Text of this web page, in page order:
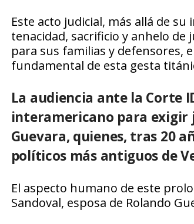
Este acto judicial, más allá de
tenacidad, sacrificio y anhelo de
para sus familias y defensores,
fundamental de esta gesta
La audiencia ante la Corte
interamericano para exigir
Guevara, quienes, tras 20
políticos más antiguos de
El aspecto humano de este
Sandoval, esposa de Rolando